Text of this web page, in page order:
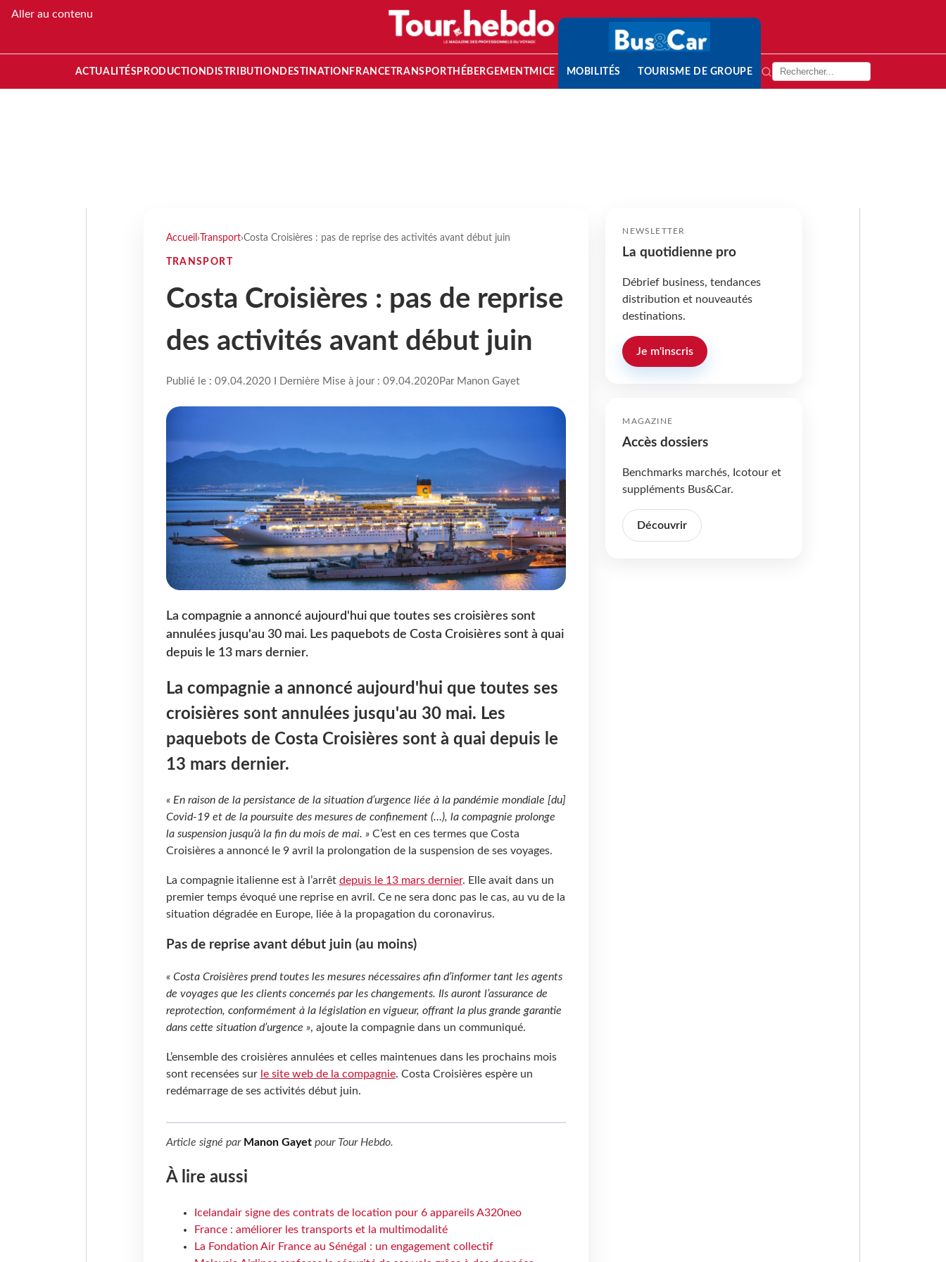
Aller au contenu
ACTUALITÉS PRODUCTION DISTRIBUTION DESTINATION FRANCETRANSPORT HÉBERGEMENTMICE MOBILITÉS TOURISME DE GROUPE
Accueil › Transport›Costa Croisières : pas de reprise des activités avant début juin
TRANSPORT
Costa Croisières : pas de reprise
des activités avant début juin
Publié le : 09.04.2020 I Dernière Mise à jour : 09.04.2020Par Manon Gayet
La compagnie a annoncé aujourd'hui que toutes ses croisières sont
annulées jusqu'au 30 mai. Les paquebots de Costa Croisières sont à quai
depuis le 13 mars dernier.
La compagnie a annoncé aujourd'hui que toutes ses
croisières sont annulées jusqu'au 30 mai. Les
paquebots de Costa Croisières sont à quai depuis le
13 mars dernier.
« En raison de la persistance de la situation d’urgence liée à la pandémie mondiale [du]
Covid-19 et de la poursuite des mesures de confinement (…), la compagnie prolonge
la suspension jusqu’à la fin du mois de mai. »C’est en ces termes que Costa
Croisières a annoncé le 9 avril la prolongation de la suspension de ses voyages.
La compagnie italienne est à l’arrêt depuis le 13 mars dernier. Elle avait dans un
premier temps évoqué une reprise en avril. Ce ne sera donc pas le cas, au vu de la
situation dégradée en Europe, liée à la propagation du coronavirus.
Pas de reprise avant début juin (au moins)
« Costa Croisières prend toutes les mesures nécessaires afin d’informer tant les agents
de voyages que les clients concernés par les changements. Ils auront l’assurance de
reprotection, conformément à la législation en vigueur, offrant la plus grande garantie
dans cette situation d’urgence », ajoute la compagnie dans un communiqué.
L’ensemble des croisières annulées et celles maintenues dans les prochains mois
sont recensées sur le site web de la compagnie. Costa Croisières espère un
redémarrage de ses activités début juin.
Article signé par Manon Gayetpour Tour Hebdo.
À lire aussi
Icelandair signe des contrats de location pour 6 appareils A320neo
France : améliorer les transports et la multimodalité
La Fondation Air France au Sénégal : un engagement collectif
NEWSLETTER
La quotidienne pro
Débrief business, tendances
distribution et nouveautés
destinations.
Je m'inscris
MAGAZINE
Accès dossiers
Benchmarks marchés, Icotour et
suppléments Bus&Car.
Découvrir